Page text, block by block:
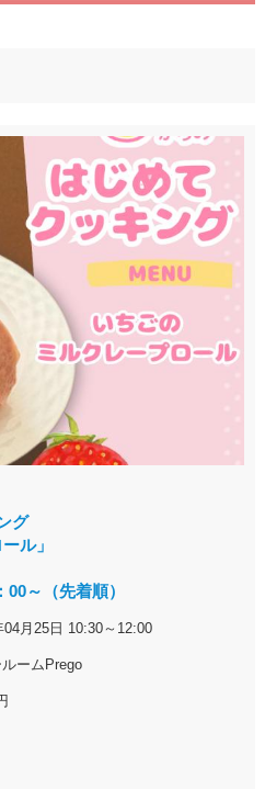
グ
ル」
～（先着順）
04月25日 10:30～12:00
ームPrego